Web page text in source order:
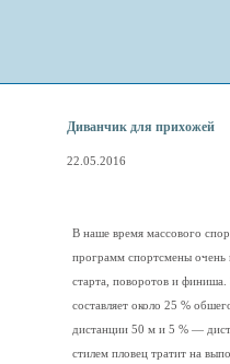
Диванчик для прихожей
22.05.2016
В наше время массового
программ спортсмены очень
старта, поворотов и финиша.
составляет около 25 %
дистанции 50 м и 5 % —
стилем пловец тратит на